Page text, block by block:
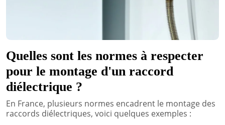
Quelles sont les normes à respecter
pour le montage d'un raccord
diélectrique ?
En France, plusieurs normes encadrent le montage des
raccords diélectriques, voici quelques exemples :